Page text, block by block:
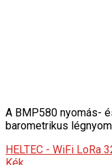
A BMP580 nyomás-
barometrikus
HELTEC - WiFi LoRa
Kék